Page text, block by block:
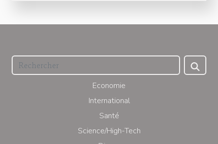
Economie
International
Santé
Science/High-Tech